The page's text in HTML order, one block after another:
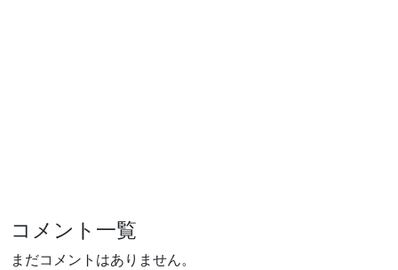
コメント一覧
まだコメントはありません。